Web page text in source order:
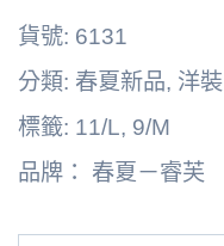
262164-
6131F
數
貨號: 6131
分類: 春夏新品, 洋裝
標籤: 11/L, 9/M
品牌： 春夏－睿芙